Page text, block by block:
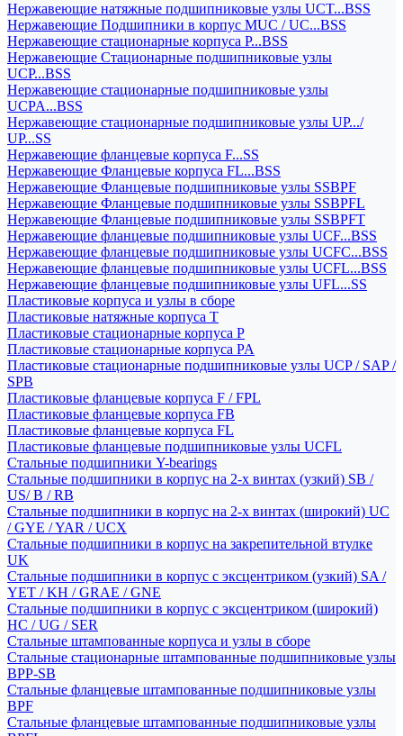
Нержавеющие натяжные подшипниковые узлы UCT...BSS
Нержавеющие Подшипники в корпус MUC / UC...BSS
Нержавеющие стационарные корпуса P...BSS
Нержавеющие Стационарные подшипниковые узлы
UCP...BSS
Нержавеющие стационарные подшипниковые узлы
UCPA...BSS
Нержавеющие стационарные подшипниковые узлы UP.../
UP...SS
Нержавеющие фланцевые корпуса F...SS
Нержавеющие Фланцевые корпуса FL...BSS
Нержавеющие Фланцевые подшипниковые узлы SSBPF
Нержавеющие Фланцевые подшипниковые узлы SSBPFL
Нержавеющие Фланцевые подшипниковые узлы SSBPFT
Нержавеющие фланцевые подшипниковые узлы UCF...BSS
Нержавеющие фланцевые подшипниковые узлы UCFC...BSS
Нержавеющие фланцевые подшипниковые узлы UCFL...BSS
Нержавеющие фланцевые подшипниковые узлы UFL...SS
Пластиковые корпуса и узлы в сборе
Пластиковые натяжные корпуса T
Пластиковые стационарные корпуса P
Пластиковые стационарные корпуса PA
Пластиковые стационарные подшипниковые узлы UCP / SAP /
SPB
Пластиковые фланцевые корпуса F / FPL
Пластиковые фланцевые корпуса FB
Пластиковые фланцевые корпуса FL
Пластиковые фланцевые подшипниковые узлы UCFL
Стальные подшипники Y-bearings
Стальные подшипники в корпус на 2-х винтах (узкий) SB /
US/ B / RB
Стальные подшипники в корпус на 2-х винтах (широкий) UC
/ GYE / YAR / UCX
Стальные подшипники в корпус на закрепительной втулке
UK
Стальные подшипники в корпус с эксцентриком (узкий) SA /
YET / KH / GRAE / GNE
Стальные подшипники в корпус с эксцентриком (широкий)
HC / UG / SER
Стальные штампованные корпуса и узлы в сборе
Стальные стационарные штампованные подшипниковые узлы
BPP-SB
Стальные фланцевые штампованные подшипниковые узлы
BPF
Стальные фланцевые штампованные подшипниковые узлы